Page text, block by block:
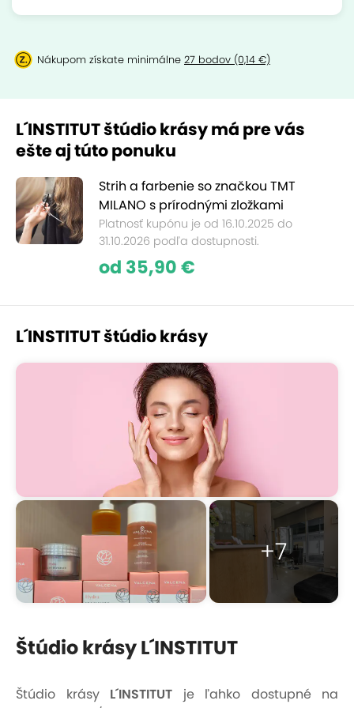
Nákupom získate minimálne 27 bodov (0,14 €)
L´INSTITUT štúdio krásy má pre vás
ešte aj túto ponuku
Strih a farbenie so značkou TMT
MILANO s prírodnými zložkami
Platnosť kupónu je od 16.10.2025 do
31.10.2026 podľa dostupnosti.
od 35,90 €
L´INSTITUT štúdio krásy
+7
Štúdio krásy L´INSTITUT
Štúdio krásy L´INSTITUT je ľahko dostupné na